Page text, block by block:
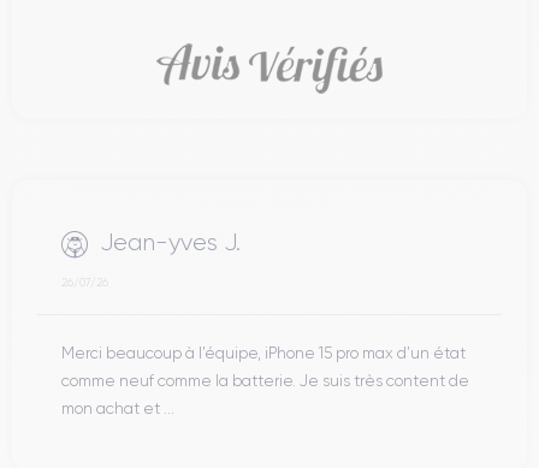
Jean-yves J.
26/07/26
Merci beaucoup à l’équipe, iPhone 15 pro max d’un état
comme neuf comme la batterie. Je suis très content de
mon achat et ...